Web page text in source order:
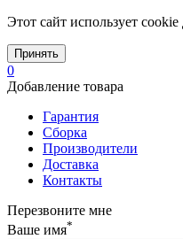
Этот сайт использует
Принять
0
Добавление товара
Гарантия
Сборка
Производители
Доставка
Контакты
Перезвоните мне
Ваше имя*